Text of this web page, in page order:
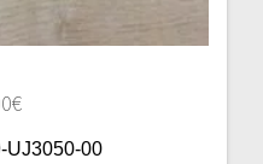
€
UJ3050-00